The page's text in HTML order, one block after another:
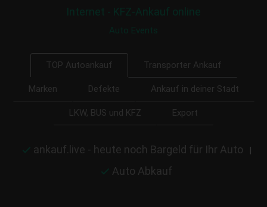
Internet - KFZ-Ankauf online
Auto Events
TOP Autoankauf Transporter Ankauf
Marken Defekte Ankauf in deiner Stadt
LKW, BUS und KFZ Export
ankauf.live - heute noch Bargeld für Ihr Auto |
Auto Abkauf